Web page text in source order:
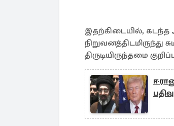
இதற்கிடையில்,
திருடியிருந்தமை
பதிவு